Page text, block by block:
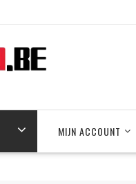
MIJN ACCOUNT